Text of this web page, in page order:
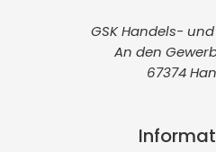
GSK Handels-
An den
67374